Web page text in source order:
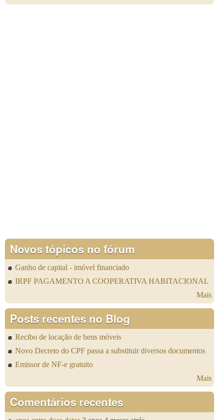
Novos tópicos no fórum
Ganho de capital - imóvel financiado
IRPF PAGAMENTO A COOPERATIVA HABITACIONAL
Mais
Posts recentes no Blog
Recibo de locação de bens móveis
Novo Decreto do CPF passa a substituir diversos documentos
Emissor de NF-e gratuito
Mais
Comentários recentes